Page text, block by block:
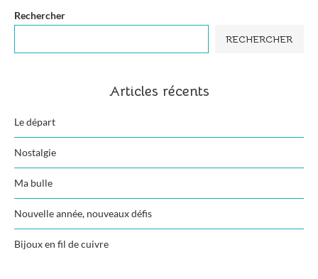
Rechercher
RECHERCHER
Articles récents
Le départ
Nostalgie
Ma bulle
Nouvelle année, nouveaux défis
Bijoux en fil de cuivre